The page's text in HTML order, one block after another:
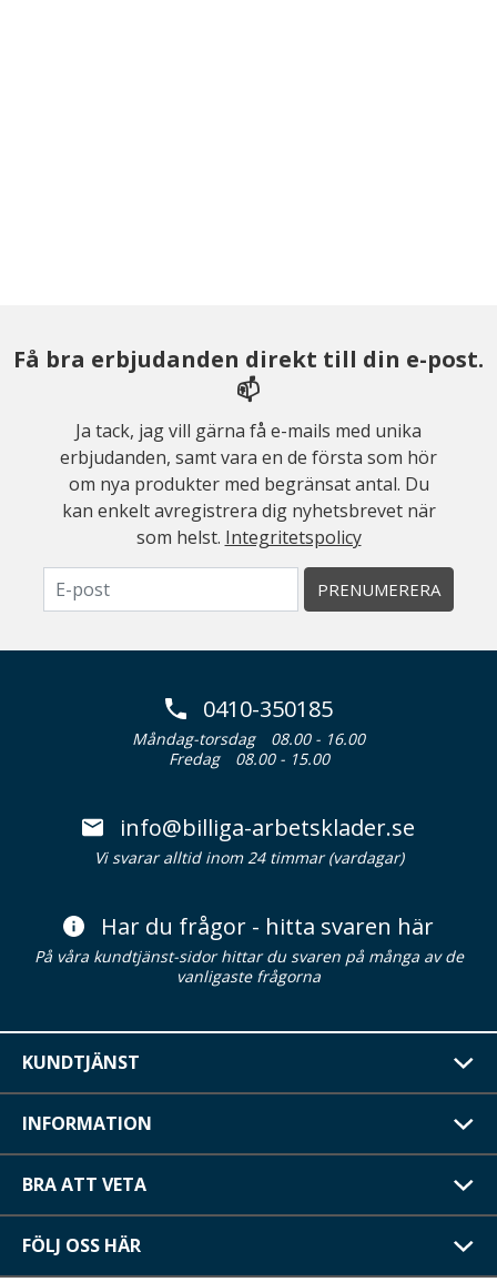
Få bra erbjudanden direkt till din e-post.
📫
Ja tack, jag vill gärna få e-mails med unika
erbjudanden, samt vara en de första som hör
om nya produkter med begränsat antal. Du
kan enkelt avregistrera dig nyhetsbrevet när
som helst. Integritetspolicy
PRENUMERERA
0410-350185
Måndag-torsdag
08.00 - 16.00
Fredag
08.00 - 15.00
info@billiga-arbetsklader.se
Vi svarar alltid inom 24 timmar (vardagar)
Har du frågor - hitta svaren här
På våra kundtjänst-sidor hittar du svaren på många av de
vanligaste frågorna
KUNDTJÄNST
INFORMATION
BRA ATT VETA
FÖLJ OSS HÄR